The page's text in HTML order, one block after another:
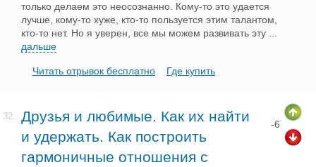
только делаем это неосознанно. Кому-то это удается
лучше, кому-то хуже, кто-то пользуется этим талантом,
кто-то нет. Но я уверен, все мы можем развивать эту
дальше
Читать отрывок бесплатно Где купить
32.
Друзья и любимые. Как их найти
и удержать. Как построить
гармоничные отношения с
-6